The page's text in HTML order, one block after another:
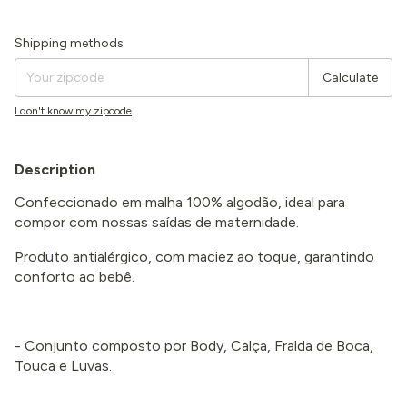
Shipping for zipcode:
Shipping methods
Calculate
I don't know my zipcode
Description
Confeccionado em malha 100% algodão, ideal para
compor com nossas saídas de maternidade.
Produto antialérgico, com maciez ao toque, garantindo
conforto ao bebê.
- Conjunto composto por Body, Calça, Fralda de Boca,
Touca e Luvas.